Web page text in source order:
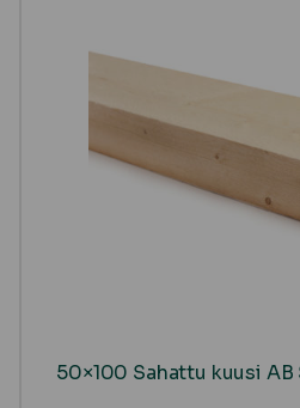
50×100 Sahattu kuusi AB